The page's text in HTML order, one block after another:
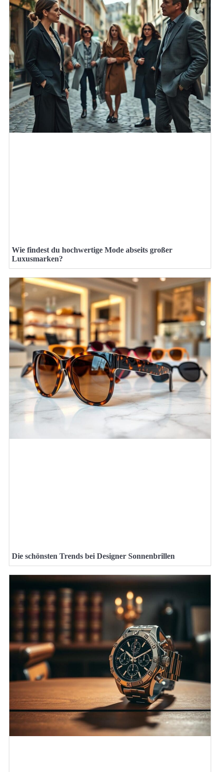
Wie findest du hochwertige Mode abseits großer
Luxusmarken?
Die schönsten Trends bei Designer Sonnenbrillen